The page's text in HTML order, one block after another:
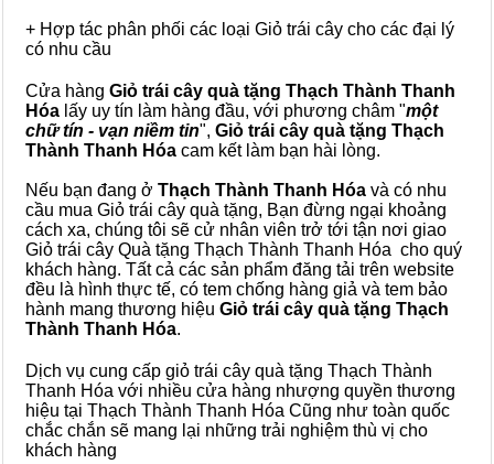
+ Hợp tác phân phối các loại Giỏ trái cây cho các đại lý
có nhu cầu
Cửa hàng Giỏ trái cây quà tặng Thạch Thành Thanh
Hóa lấy uy tín làm hàng đầu, với phương châm "một
chữ tín - vạn niềm tin", Giỏ trái cây quà tặng Thạch
Thành Thanh Hóa cam kết làm bạn hài lòng.
Nếu bạn đang ở Thạch Thành Thanh Hóa và có nhu
cầu mua Giỏ trái cây quà tặng, Bạn đừng ngại khoảng
cách xa, chúng tôi sẽ cử nhân viên trở tới tận nơi giao
Giỏ trái cây Quà tặng Thạch Thành Thanh Hóa cho quý
khách hàng. Tất cả các sản phẩm đăng tải trên website
đều là hình thực tế, có tem chống hàng giả và tem bảo
hành mang thương hiệu Giỏ trái cây quà tặng Thạch
Thành Thanh Hóa.
Dịch vụ cung cấp giỏ trái cây quà tặng Thạch Thành
Thanh Hóa với nhiều cửa hàng nhượng quyền thương
hiệu tại Thạch Thành Thanh Hóa Cũng như toàn quốc
chắc chắn sẽ mang lại những trải nghiệm thù vị cho
khách hàng